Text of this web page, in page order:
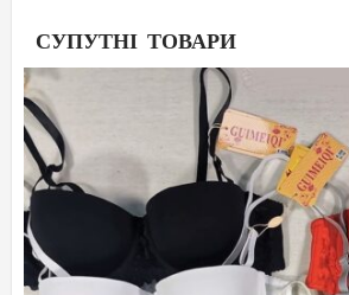
СУПУТНІ ТОВАРИ